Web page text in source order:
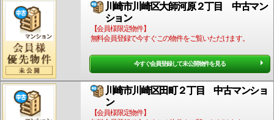
川崎市川崎区大師河原２丁目 中古マン
ション
【会員様限定物件】
無料会員登録で今すぐこの物件をご覧いただけます。
今すぐ会員登録して未公開物件を見る
川崎市川崎区田町２丁目 中古マンショ
ン
【会員様限定物件】